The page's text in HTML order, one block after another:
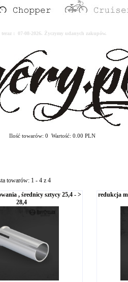
: 07-08-2026. Życzymy udanych zakupów.
Ilość towarów: 0 Wartość: 0.00 PLN
towarów: 1 - 4 z 4
, średnicy sztycy 25,4 - >
28,4
redukcja